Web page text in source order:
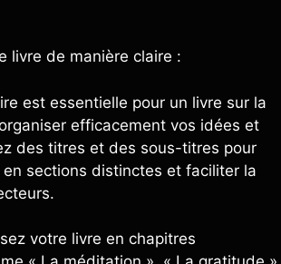
livre de manière claire :
est essentielle pour un livre sur la
efficacement vos idées et
des titres et des sous-titres pour
sections distinctes et faciliter la
votre livre en chapitres